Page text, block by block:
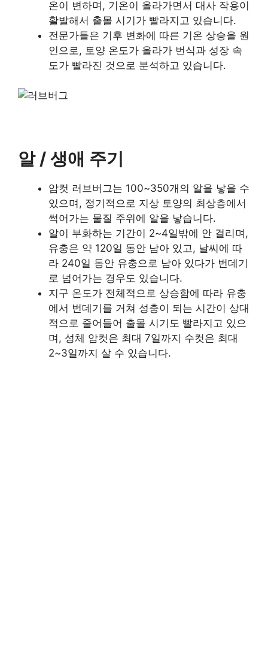
온이 변하며, 기온이 올라가면서 대사 작용이
활발해서 출몰 시기가 빨라지고 있습니다.
전문가들은 기후 변화에 따른 기온 상승을 원
인으로, 토양 온도가 올라가 번식과 성장 속
도가 빨라진 것으로 분석하고 있습니다.
알 / 생애 주기
암컷 러브버그는 100~350개의 알을 낳을 수
있으며, 정기적으로 지상 토양의 최상층에서
썩어가는 물질 주위에 알을 낳습니다.
알이 부화하는 기간이 2~4일밖에 안 걸리며,
유충은 약 120일 동안 남아 있고, 날씨에 따
라 240일 동안 유충으로 남아 있다가 번데기
로 넘어가는 경우도 있습니다.
지구 온도가 전체적으로 상승함에 따라 유충
에서 번데기를 거쳐 성충이 되는 시간이 상대
적으로 줄어들어 출몰 시기도 빨라지고 있으
며, 성체 암컷은 최대 7일까지 수컷은 최대
2~3일까지 살 수 있습니다.